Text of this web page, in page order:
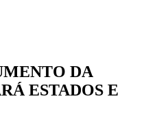
DA
ESTADOS E